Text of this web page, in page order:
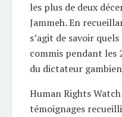
les plus de deux
Jammeh. En
s’agit de savoir
commis pendant les
du dictateur
Human Rights
témoignages